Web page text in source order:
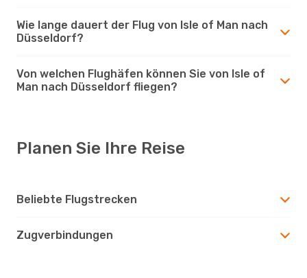
Wie lange dauert der Flug von Isle of Man nach
Düsseldorf?
Von welchen Flughäfen können Sie von Isle of
Man nach Düsseldorf fliegen?
Planen Sie Ihre Reise
Beliebte Flugstrecken
Zugverbindungen